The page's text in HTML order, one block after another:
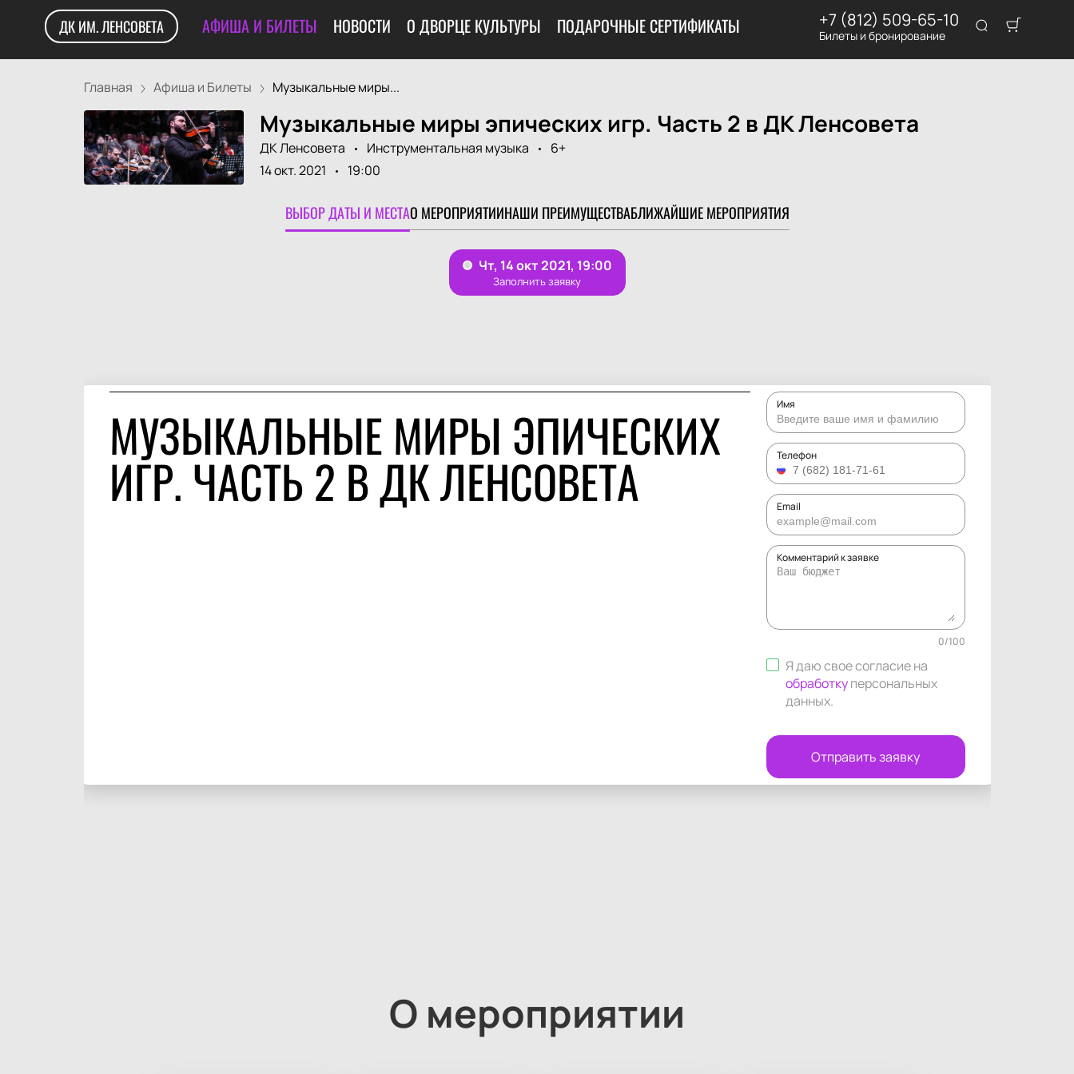
ДК ИМ. ЛЕНСОВЕТА АФИША И БИЛЕТЫ НОВОСТИ О ДВОРЦЕ КУЛЬТУРЫ ПОДАРОЧНЫЕ СЕРТИФИКАТЫ +7 (812) 509-65-10
Билеты и бронирование
Главная Афиша и Билеты Музыкальные миры...
Музыкальные миры эпических игр. Часть 2 в ДК Ленсовета
ДК Ленсовета Инструментальная музыка
6+
14 окт. 2021
19:00
ВЫБОР ДАТЫ И МЕСТАО МЕРОПРИЯТИИНАШИ ПРЕИМУЩЕСТВАБЛИЖАЙШИЕ МЕРОПРИЯТИЯ
МУЗЫКАЛЬНЫЕ МИРЫ ЭПИЧЕСКИХ
ИГР. ЧАСТЬ 2 В ДК ЛЕНСОВЕТА
Имя
Телефон
Email
Комментарий к заявке
0/100
Я даю свое согласие на
обработкуперсональных
данных.
Отправить заявку
О мероприятии